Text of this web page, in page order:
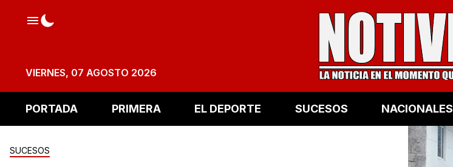
VIERNES, 07 AGOSTO 2026
PORTADA PRIMERA EL DEPORTE SUCESOS NACIONALES
SUCESOS